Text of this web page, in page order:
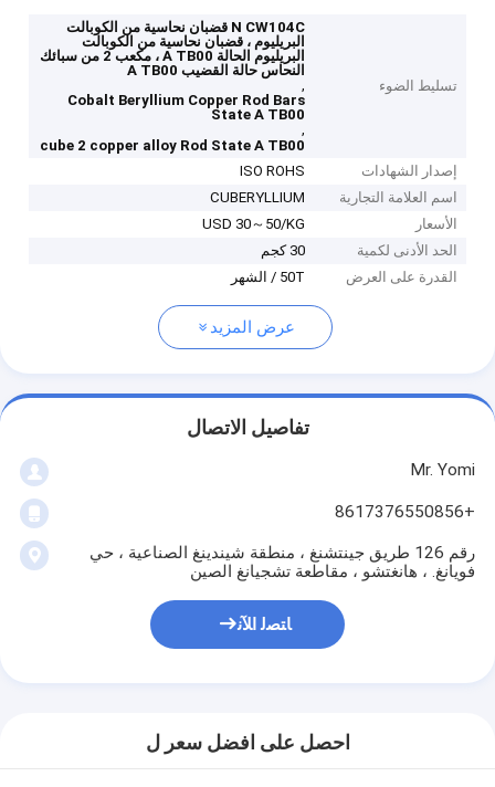
تسليط الضوء
N CW104C قضبان نحاسية من الكوبالت
البريليوم ، قضبان نحاسية من الكوبالت
البريليوم الحالة A TB00 ، مكعب 2 من سبائك
النحاس حالة القضيب A TB00
,
Cobalt Beryllium Copper Rod Bars
State A TB00
,
cube 2 copper alloy Rod State A TB00
إصدار الشهادات
ISO ROHS
اسم العلامة التجارية
CUBERYLLIUM
الأسعار
USD 30～50/KG
الحد الأدنى لكمية
30 كجم
القدرة على العرض
50T / الشهر
عرض المزيد
تفاصيل الاتصال
Mr. Yomi
+8617376550856
رقم 126 طريق جينتشنغ ، منطقة شيندينغ الصناعية ، حي
فويانغ. ، هانغتشو ، مقاطعة تشجيانغ الصين
ﺎﺘﺼﻟ ﺍﻶﻧ
احصل على افضل سعر ل